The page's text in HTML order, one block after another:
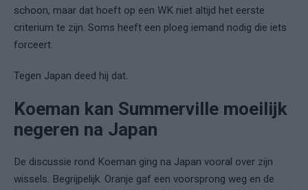
schoon, maar dat hoeft op een WK niet altijd het eerste
criterium te zijn. Soms heeft een ploeg iemand nodig die iets
forceert.
Tegen Japan deed hij dat.
Koeman kan Summerville moeilijk
negeren na Japan
De discussie rond Koeman ging na Japan vooral over zijn
wissels. Begrijpelijk. Oranje gaf een voorsprong weg en de